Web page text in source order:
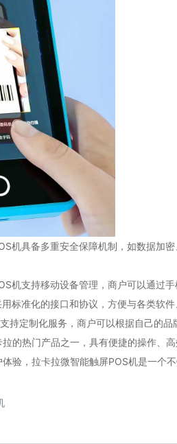
具备多重安全保障机制，如数据加密
支持移动设备管理，商户可以通过手
准化的接口和协议，方便与各类软件
定制化服务，商户可以根据自己的品
热门产品之一，具有便捷的操作、
验，拉卡拉微智能触屏POS机是一个不